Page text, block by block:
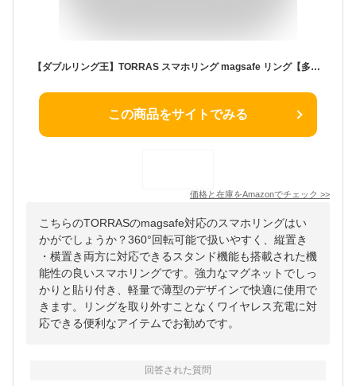
【ダブルリング王】TORRAS スマホリング magsafe リング【多機能360度回転式・2025革新】マグネット式 スタンド機能 30N磁気増強 マグセーフ リング バンカーリング 落下防止 薄型 [高耐久スタンド 縦横両対応 角度調整可能] メタルリング付き iPhoneシリーズ専用 全機種対応「Ostand Go」マットブラック
この商品をサイトでみる
価格と在庫をAmazonでチェック >>
こちらのTORRASのmagsafe対応のスマホリングはい
かがでしょうか？360°回転可能で扱いやすく、縦置き
・横置き両方に対応できるスタンド機能も搭載された機
能性の良いスマホリングです。強力なマグネットでしっ
かりと貼り付き、軽量で薄型のデザインで快適に使用で
きます。リングを取り外すことなくワイヤレス充電に対
応できる便利なアイテムでお勧めです。
回答された質問